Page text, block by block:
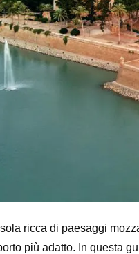
ricca di paesaggi
più adatto. In questa